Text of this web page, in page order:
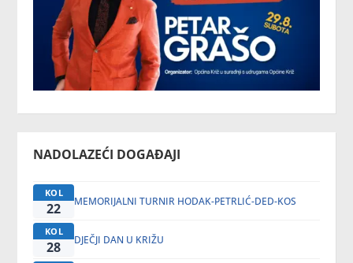
NADOLAZEĆI DOGAĐAJI
KOL
22 MEMORIJALNI TURNIR HODAK-PETRLIĆ-DED-KOS
KOL
28 DJEČJI DAN U KRIŽU